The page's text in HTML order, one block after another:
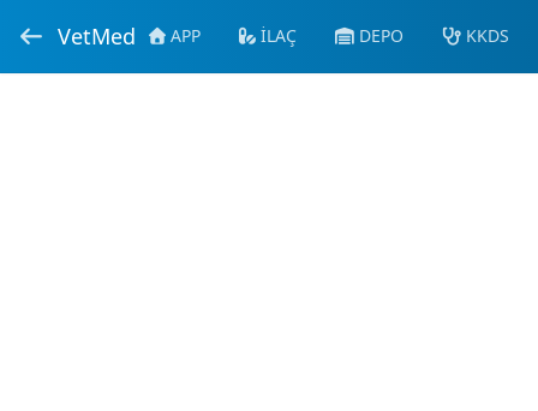
VetMed APP İLAÇ DEPO KKDS